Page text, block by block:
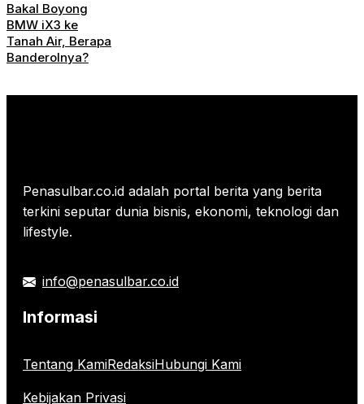
Bakal Boyong
BMW iX3 ke
Tanah Air, Berapa
Banderolnya?
Penasulbar.co.id adalah portal berita yang berita
terkini seputar dunia bisnis, ekonomi, teknologi dan
lifestyle.
info@penasulbar.co.id
Informasi
Tentang KamiRedaksiHubungi Kami
Kebijakan Privasi